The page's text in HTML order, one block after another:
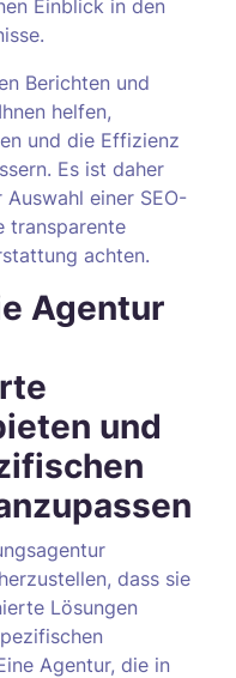
Einblick in den
Berichten und
helfen,
und die Effizienz
Es ist daher
einer SEO-
transparente
achten.
Agentur
und
dass sie
Lösungen
Agentur, die in